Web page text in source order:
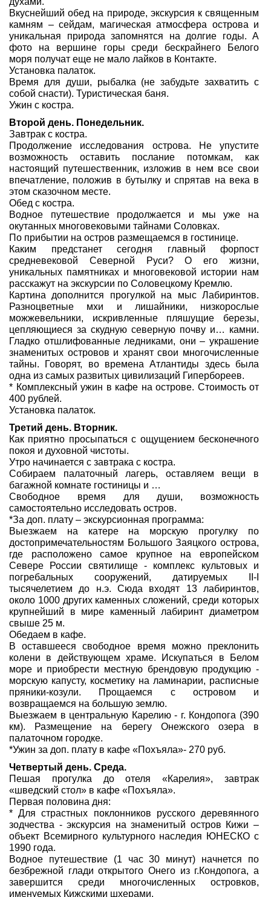
Вкуснейший обед на природе, экскурсия к священным
камням – сейдам, магическая атмосфера острова и
уникальная природа запомнятся на долгие годы. А
фото на вершине горы среди бескрайнего Белого
моря получат еще не мало лайков в Контакте.
Установка палаток.
Время для души, рыбалка (не забудьте захватить с
собой снасти). Туристическая баня.
Ужин с костра.
Второй день. Понедельник.
Завтрак с костра.
Продолжение исследования острова. Не упустите
возможность оставить послание потомкам, как
настоящий путешественник, изложив в нем все свои
впечатление, положив в бутылку и спрятав на века в
этом сказочном месте.
Обед с костра.
Водное путешествие продолжается и мы уже на
окутанных многовековыми тайнами Соловках.
По прибытии на остров размещаемся в гостинице.
Каким предстанет сегодня главный форпост
средневековой Северной Руси? О его жизни,
уникальных памятниках и многовековой истории нам
расскажут на экскурсии по Соловецкому Кремлю.
Картина дополнится прогулкой на мыс Лабиринтов.
Разноцветные мхи и лишайники, низкорослые
можжевельники, искривленные пляшущие березы,
цепляющиеся за скудную северную почву и… камни.
Гладко отшлифованные ледниками, они – украшение
знаменитых островов и хранят свои многочисленные
тайны. Говорят, во времена Атлантиды здесь была
одна из самых развитых цивилизаций Гипербореев.
* Комплексный ужин в кафе на острове. Стоимость от
400 рублей.
Установка палаток.
Третий день. Вторник.
Как приятно просыпаться с ощущением бесконечного
покоя и духовной чистоты.
Утро начинается с завтрака с костра.
Собираем палаточный лагерь, оставляем вещи в
багажной комнате гостиницы и …
Свободное время для души, возможность
самостоятельно исследовать остров.
*За доп. плату – экскурсионная программа:
Выезжаем на катере на морскую прогулку по
достопримечательностям Большого Заяцкого острова,
где расположено самое крупное на европейском
Севере России святилище - комплекс культовых и
погребальных сооружений, датируемых II-I
тысячелетием до н.э. Сюда входят 13 лабиринтов,
около 1000 других каменных сложений, среди которых
крупнейший в мире каменный лабиринт диаметром
свыше 25 м.
Обедаем в кафе.
В оставшееся свободное время можно преклонить
колени в действующем храме. Искупаться в Белом
море и приобрести местную брендовую продукцию -
морскую капусту, косметику на ламинарии, расписные
пряники-козули. Прощаемся с островом и
возвращаемся на большую землю.
Выезжаем в центральную Карелию - г. Кондопога (390
км). Размещение на берегу Онежского озера в
палаточном городке.
*Ужин за доп. плату в кафе «Похъяла»- 270 руб.
Четвертый день. Среда.
Пешая прогулка до отеля «Карелия», завтрак
«шведский стол» в кафе «Похъяла».
Первая половина дня:
* Для страстных поклонников русского деревянного
зодчества - экскурсия на знаменитый остров Кижи –
объект Всемирного культурного наследия ЮНЕСКО с
1990 года.
Водное путешествие (1 час 30 минут) начнется по
безбрежной глади открытого Онего из г.Кондопога, а
завершится среди многочисленных островков,
именуемых Кижскими шхерами.